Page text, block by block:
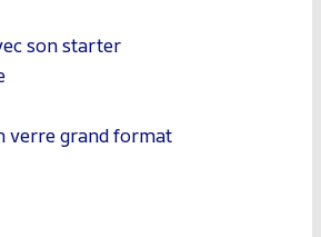
son starter
verre grand format